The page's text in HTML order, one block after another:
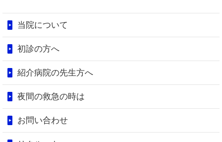
当院について
初診の方へ
紹介病院の先生方へ
夜間の救急の時は
お問い合わせ